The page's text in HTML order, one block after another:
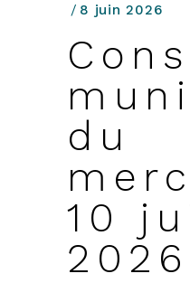
8 juin 2026
du
10
2026